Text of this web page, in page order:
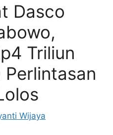
Dasco
Triliun
Wijaya